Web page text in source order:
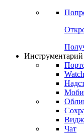
Инструментарий
Чат